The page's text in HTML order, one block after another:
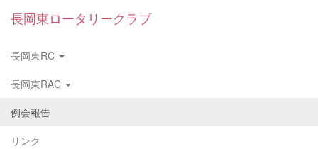
長岡東ロータリークラブ
長岡東RC
長岡東RAC
例会報告
リンク